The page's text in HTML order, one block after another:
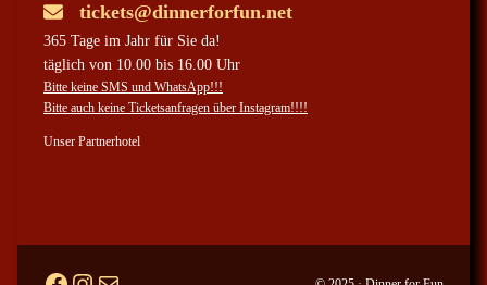
tickets@dinnerforfun.net
365 Tage im Jahr für Sie da!
täglich von 10.00 bis 16.00 Uhr
Bitte keine SMS und WhatsApp!!!
Bitte auch keine Ticketsanfragen über Instagram!!!!
Unser Partnerhotel